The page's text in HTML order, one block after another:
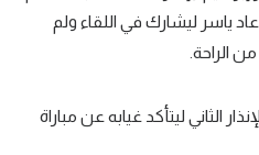
ياسر ليشارك في اللقاء ولم
الراحة.
الثاني ليتأكد غيابه عن مباراة